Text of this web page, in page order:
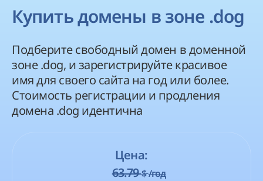
Купить домены в зоне .dog
Подберите свободный домен в доменной
зоне .dog, и зарегистрируйте красивое
имя для своего сайта на год или более.
Стоимость регистрации и продления
домена .dog идентична
Цена:
63.79$ /год